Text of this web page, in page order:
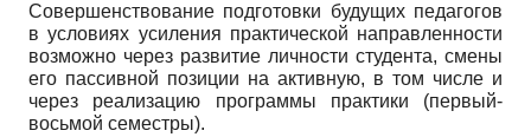
Совершенствование подготовки будущих педагогов
в условиях усиления практической направленности
возможно через развитие личности студента, смены
его пассивной позиции на активную, в том числе и
через реализацию программы практики (первый-
восьмой семестры).